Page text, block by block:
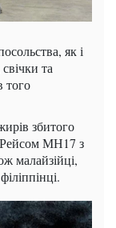
як і
та
того
збитого
Рейсом МН17 з
малайзійці,